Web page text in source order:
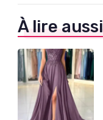
À lire aussi